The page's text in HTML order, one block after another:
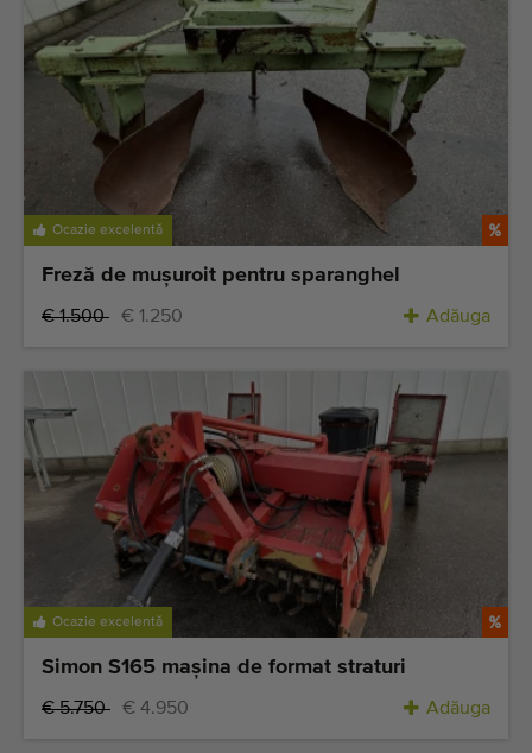
Ocazie excelentă
Freză de muşuroit pentru sparanghel
€ 1.500 € 1.250 Adăuga
Ocazie excelentă
Simon S165 maşina de format straturi
€ 5.750 € 4.950 Adăuga